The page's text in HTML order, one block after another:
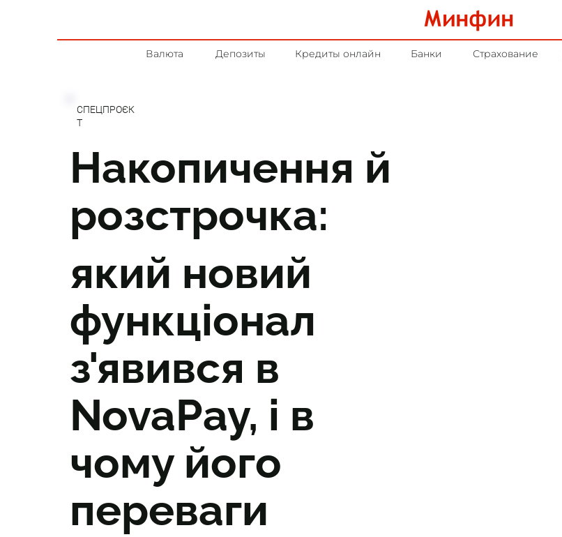
Валюта Депозиты Кредиты онлайн Банки Страхование
СПЕЦПРОЄК
Т
Накопичення й
розстрочка:
який новий
функціонал
з'явився в
NovaPay, і в
чому його
переваги